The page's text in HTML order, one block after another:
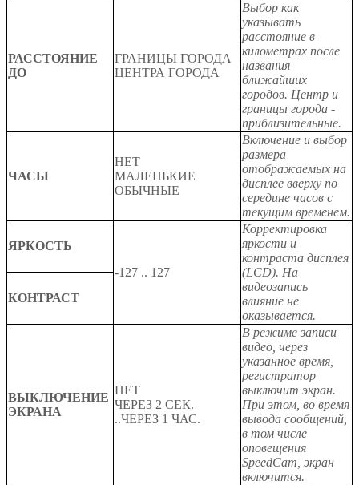
РАССТОЯНИЕ
ДО
ГРАНИЦЫ ГОРОДА
ЦЕНТРА ГОРОДА
Выбор как
указывать
расстояние в
километрах после
названия
ближайших
городов. Центр и
границы города -
приблизительные.
ЧАСЫ
НЕТ
МАЛЕНЬКИЕ
ОБЫЧНЫЕ
Включение и выбор
размера
отображаемых на
дисплее вверху по
середине часов с
текущим временем.
ЯРКОСТЬ
-127 .. 127
Корректировка
яркости и
контраста дисплея
(LCD). На
видеозапись
влияние не
оказывается.
КОНТРАСТ
ВЫКЛЮЧЕНИЕ
ЭКРАНА
НЕТ
ЧЕРЕЗ 2 СЕК.
..ЧЕРЕЗ 1 ЧАС.
В режиме записи
видео, через
указанное время,
регистратор
выключит экран.
При этом, во время
вывода сообщений,
в том числе
оповещения
SpeedCam, экран
включится.